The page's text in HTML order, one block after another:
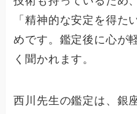
「精神的な安定を得た
めです。鑑定後に心が
く聞かれます。
西川先生の鑑定は、銀